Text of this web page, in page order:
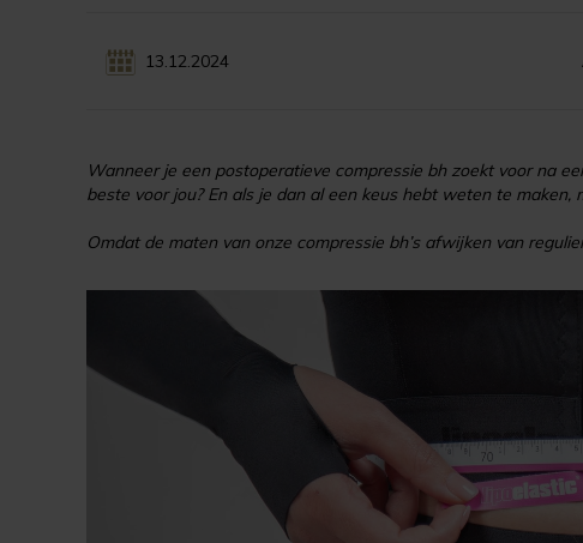
13.12.2024
Wanneer je een postoperatieve compressie bh zoekt voor na
beste voor jou? En als je dan al een keus hebt weten te
Omdat de maten van onze compressie bh’s afwijken van